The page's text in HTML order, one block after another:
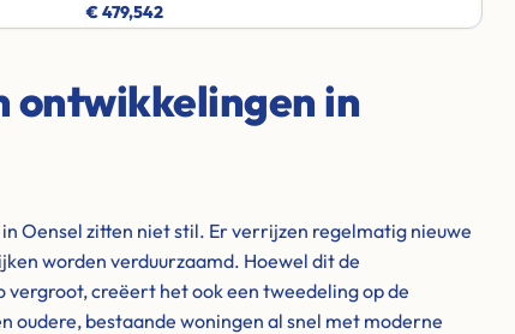
€ 479,542
ontwikkelingen in
Oensel zitten niet stil. Er verrijzen regelmatig nieuwe
worden verduurzaamd. Hoewel dit de
creëert het ook een tweedeling op de
oudere, bestaande woningen al snel met moderne